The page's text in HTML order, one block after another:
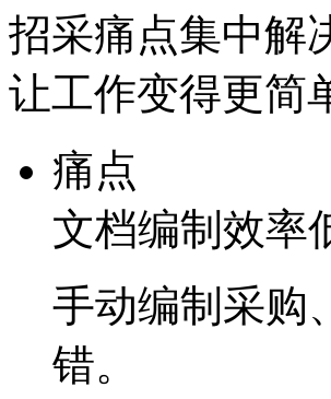
招采痛点集中解决
让工作变得更简单
痛点
文档编制效率
手动编制采购
错。